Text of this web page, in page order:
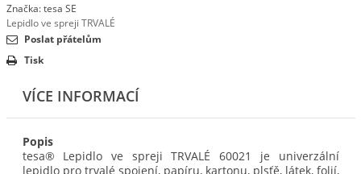
Značka:tesa SE
Lepidlo ve spreji TRVALÉ
Poslat přátelům
Tisk
VÍCE INFORMACÍ
Popis
tesa® Lepidlo ve spreji TRVALÉ 60021 je univerzální
lepidlo pro trvalé spojení, papíru, kartonu, plsťě, látek, folií,